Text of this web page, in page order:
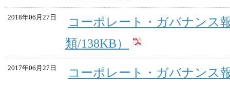
2018年06月27日
コーポレート・ガバナンス
類/138KB）
2017年06月27日
コーポレート・ガバナンス